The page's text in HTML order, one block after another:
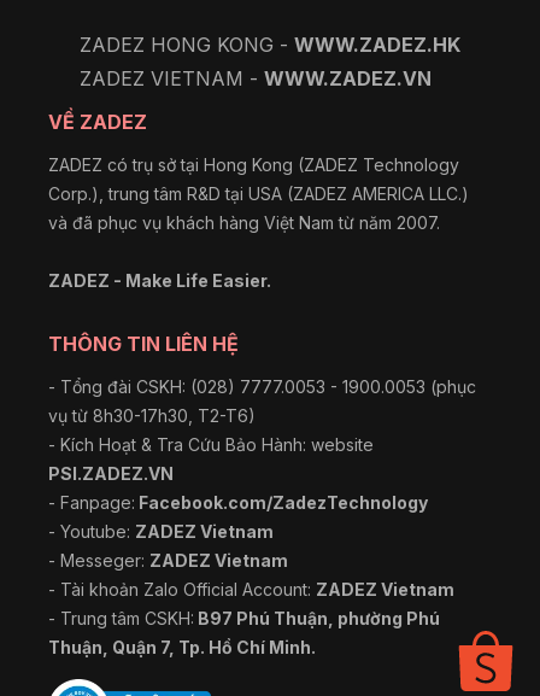
ZADEZ HONG KONG - WWW.ZADEZ.HK
ZADEZ VIETNAM - WWW.ZADEZ.VN
VỀ ZADEZ
ZADEZ có trụ sở tại Hong Kong (ZADEZ Technology
Corp.), trung tâm R&D tại USA (ZADEZ AMERICA LLC.)
và đã phục vụ khách hàng Việt Nam từ năm 2007.
ZADEZ - Make Life Easier.
THÔNG TIN LIÊN HỆ
- Tổng đài CSKH: (028) 7777.0053 - 1900.0053 (phục
vụ từ 8h30-17h30, T2-T6)
- Kích Hoạt & Tra Cứu Bảo Hành: website
PSI.ZADEZ.VN
- Fanpage: Facebook.com/ZadezTechnology
- Youtube: ZADEZ Vietnam
- Messeger: ZADEZ Vietnam
- Tài khoản Zalo Official Account: ZADEZ Vietnam
- Trung tâm CSKH: B97 Phú Thuận, phường Phú
Thuận, Quận 7, Tp. Hồ Chí Minh.